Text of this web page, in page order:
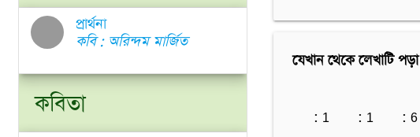
প্রার্থনা
কবি : অরিন্দম মার্জিত
কবিতা
যেখান থেকে লেখাটি
: 1 : 1 : 6